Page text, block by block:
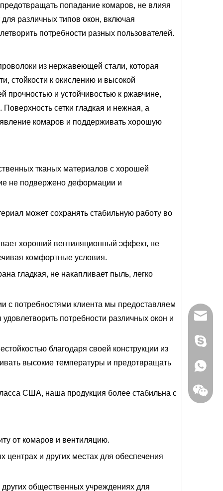
попадание комаров, не влияя
различных типов окон, включая
потребности разных пользователей.
из нержавеющей стали, которая
стойкости к окислению и высокой
и устойчивостью к ржавчине,
сетки гладкая и нежная, а
комаров и поддерживать хорошую
тканых материалов с хорошей
не подвержено деформации и
может сохранять стабильную работу во
хороший вентиляционный эффект, не
комфортные условия.
гладкая, не накапливает пыль, легко
с потребностями клиента мы предоставляем
потребности различных окон и
благодаря своей конструкции из
высокие температуры и предотвращать
США, наша продукция более стабильна с
от комаров и вентиляцию.
центрах и других местах для обеспечения
общественных учреждениях для
+86